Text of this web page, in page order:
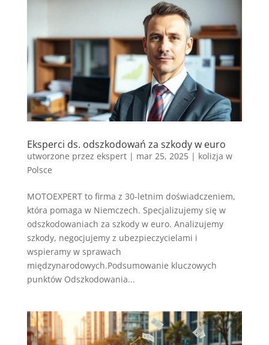
Eksperci ds. odszkodowań za szkody w euro
utworzone przez ekspert| mar 25, 2025| kolizja w
Polsce
MOTOEXPERT to firma z 30-letnim doświadczeniem,
która pomaga w Niemczech. Specjalizujemy się w
odszkodowaniach za szkody w euro. Analizujemy
szkody, negocjujemy z ubezpieczycielami i
wspieramy w sprawach
międzynarodowych.Podsumowanie kluczowych
punktów Odszkodowania...